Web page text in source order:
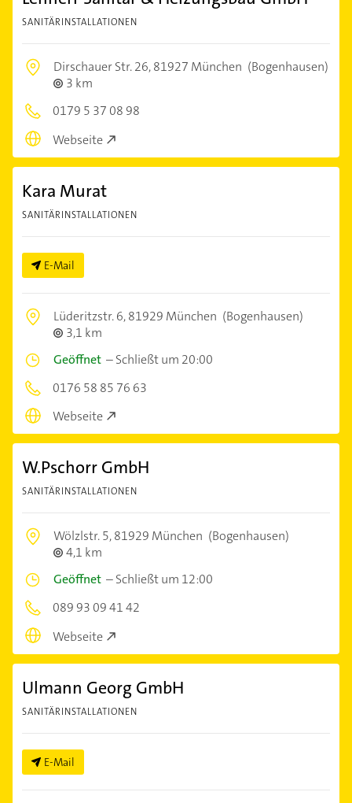
SANITÄRINSTALLATIONEN
Dirschauer Str. 26,81927 München (Bogenhausen)
3 km
0179 5 37 08 98
Webseite
Kara Murat
SANITÄRINSTALLATIONEN
E-Mail
Lüderitzstr. 6,81929 München (Bogenhausen)
3,1 km
Geöffnet –Schließt um 20:00
0176 58 85 76 63
Webseite
W.Pschorr GmbH
SANITÄRINSTALLATIONEN
Wölzlstr. 5,81929 München (Bogenhausen)
4,1 km
Geöffnet –Schließt um 12:00
089 93 09 41 42
Webseite
Ulmann Georg GmbH
SANITÄRINSTALLATIONEN
E-Mail